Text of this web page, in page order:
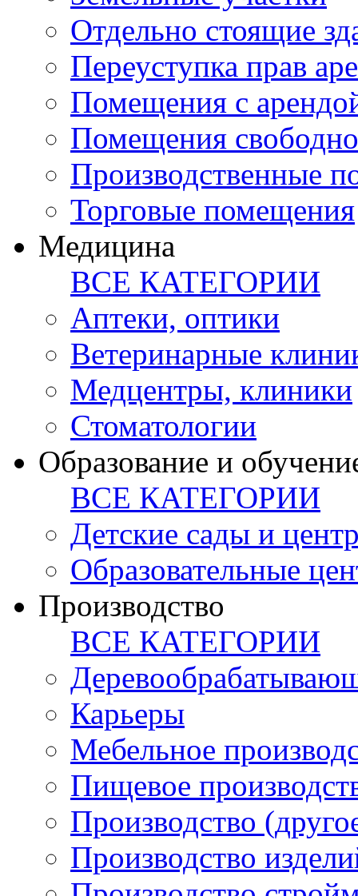
Отдельно стоящие
Переуступка прав
Помещения с
Помещения
Производственные
Торговые помещения
Медицина
ВСЕ КАТЕГОРИИ
Аптеки, оптики
Ветеринарные
Медцентры, клиники
Стоматологии
Образование и
ВСЕ КАТЕГОРИИ
Детские сады и
Образовательные
Производство
ВСЕ КАТЕГОРИИ
Карьеры
Мебельное
Пищевое
Производство
Производство